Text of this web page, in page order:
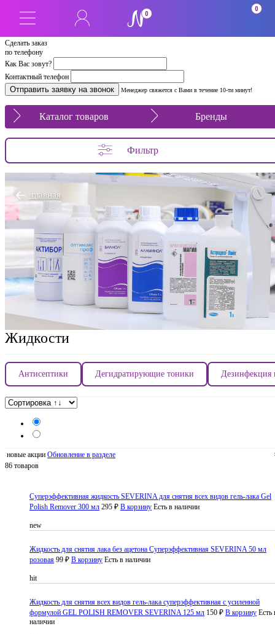
Сделать заказ
по телефону
Как Вас зовут?
Контактный телефон
Менеджер свяжется с Вами в течение 10-ти минут!
0
0
Каталог товаров Бренды
Фильтр
главная
Жидкости
Антисептики Дегидратирующие тоники Дезинфекция
новые акции Обновление в разделе
86 товаров
Суперэффективная жидкость SEVERINA для снятия всех видов гель-лака Gel
Polish Remover 300 мл 295 ₽ В корзину Есть в наличии
new
Жидкость для снятия лака без ацетона Суперэффективная SEVERINA 50 мл
розовая 99 ₽ В корзину Есть в наличии
hit
Жидкость для снятия всех видов гель-лака суперэффективная с усиленной
формулой GEL POLISH REMOVER SEVERINA 125 мл 150 ₽ В корзину Есть
наличии